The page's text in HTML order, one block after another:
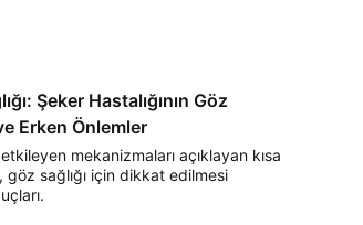
Şeker Hastalığının Göz
Erken Önlemler
mekanizmaları açıklayan kısa
sağlığı için dikkat edilmesi